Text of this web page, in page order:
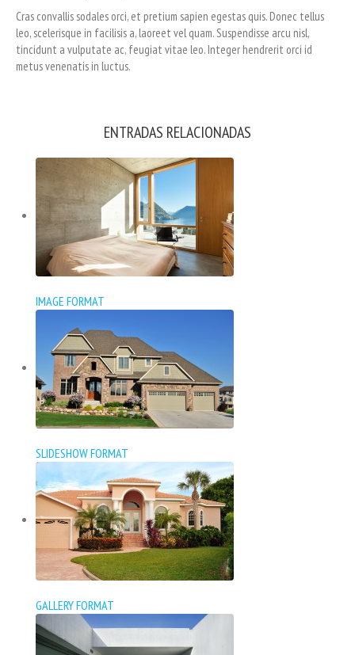
Cras convallis sodales orci, et pretium sapien egestas quis. Donec tellus
leo, scelerisque in facilisis a, laoreet vel quam. Suspendisse arcu nisl,
tincidunt a vulputate ac, feugiat vitae leo. Integer hendrerit orci id
metus venenatis in luctus.
ENTRADAS RELACIONADAS
IMAGE FORMAT
SLIDESHOW FORMAT
GALLERY FORMAT